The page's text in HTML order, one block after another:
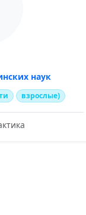
наук
взрослые)